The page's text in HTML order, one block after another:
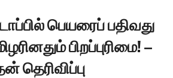
பெயரைப் பதிவது
பிறப்புரிமை! –
தெரிவிப்பு